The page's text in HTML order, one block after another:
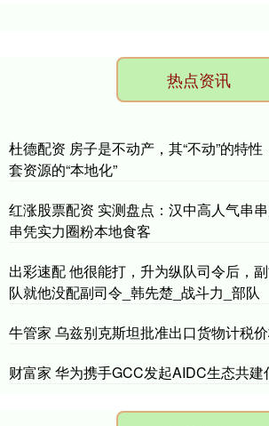
热点资讯
杜德配资 房子是不动产，其“不动”的特
套资源的“本地化”
红涨股票配资 实测盘点：汉中高人气串
串凭实力圈粉本地食客
出彩速配 他很能打，升为纵队司令后，
队就他没配副司令_韩先楚_战斗力_部队
牛管家 乌兹别克斯坦批准出口货物计税
财富家 华为携手GCC发起AIDC生态共建